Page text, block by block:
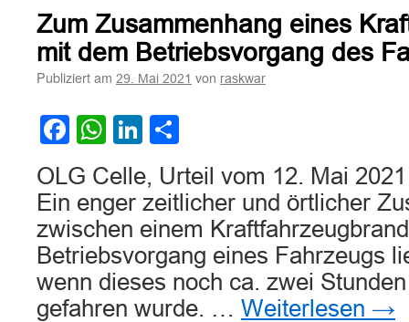
Voraussetzungen
einer
„Umweltprämie“
für
zu
Altfahrzeug
bei
Zum Zusammenhang eines
mit dem Betriebsvorgang des
Publiziert am 29. Mai 2021 von raskwar
Facebook
WhatsApp
LinkedIn
OLG Celle, Urteil vom 12. Mai
Ein enger zeitlicher und örtlicher
zwischen einem
Betriebsvorgang eines Fahrzeugs
wenn dieses noch ca. zwei
gefahren wurde. … Weiterlesen →